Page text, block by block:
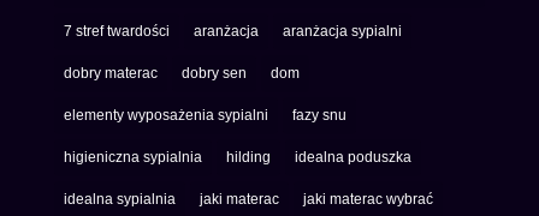
7 stref twardości aranżacja aranżacja sypialni
dobry materac dobry sen dom
elementy wyposażenia sypialni fazy snu
higieniczna sypialnia hilding idealna poduszka
idealna sypialnia jaki materac jaki materac wybrać